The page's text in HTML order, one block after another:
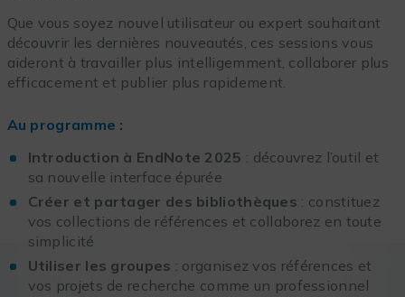
Que vous soyez nouvel utilisateur ou expert souhaitant
découvrir les dernières nouveautés, ces sessions vous
aideront à travailler plus intelligemment, collaborer plus
efficacement et publier plus rapidement.
Au programme :
Introduction à EndNote 2025 : découvrez l’outil et
sa nouvelle interface épurée
Créer et partager des bibliothèques : constituez
vos collections de références et collaborez en toute
simplicité
Utiliser les groupes : organisez vos références et
vos projets de recherche comme un professionnel